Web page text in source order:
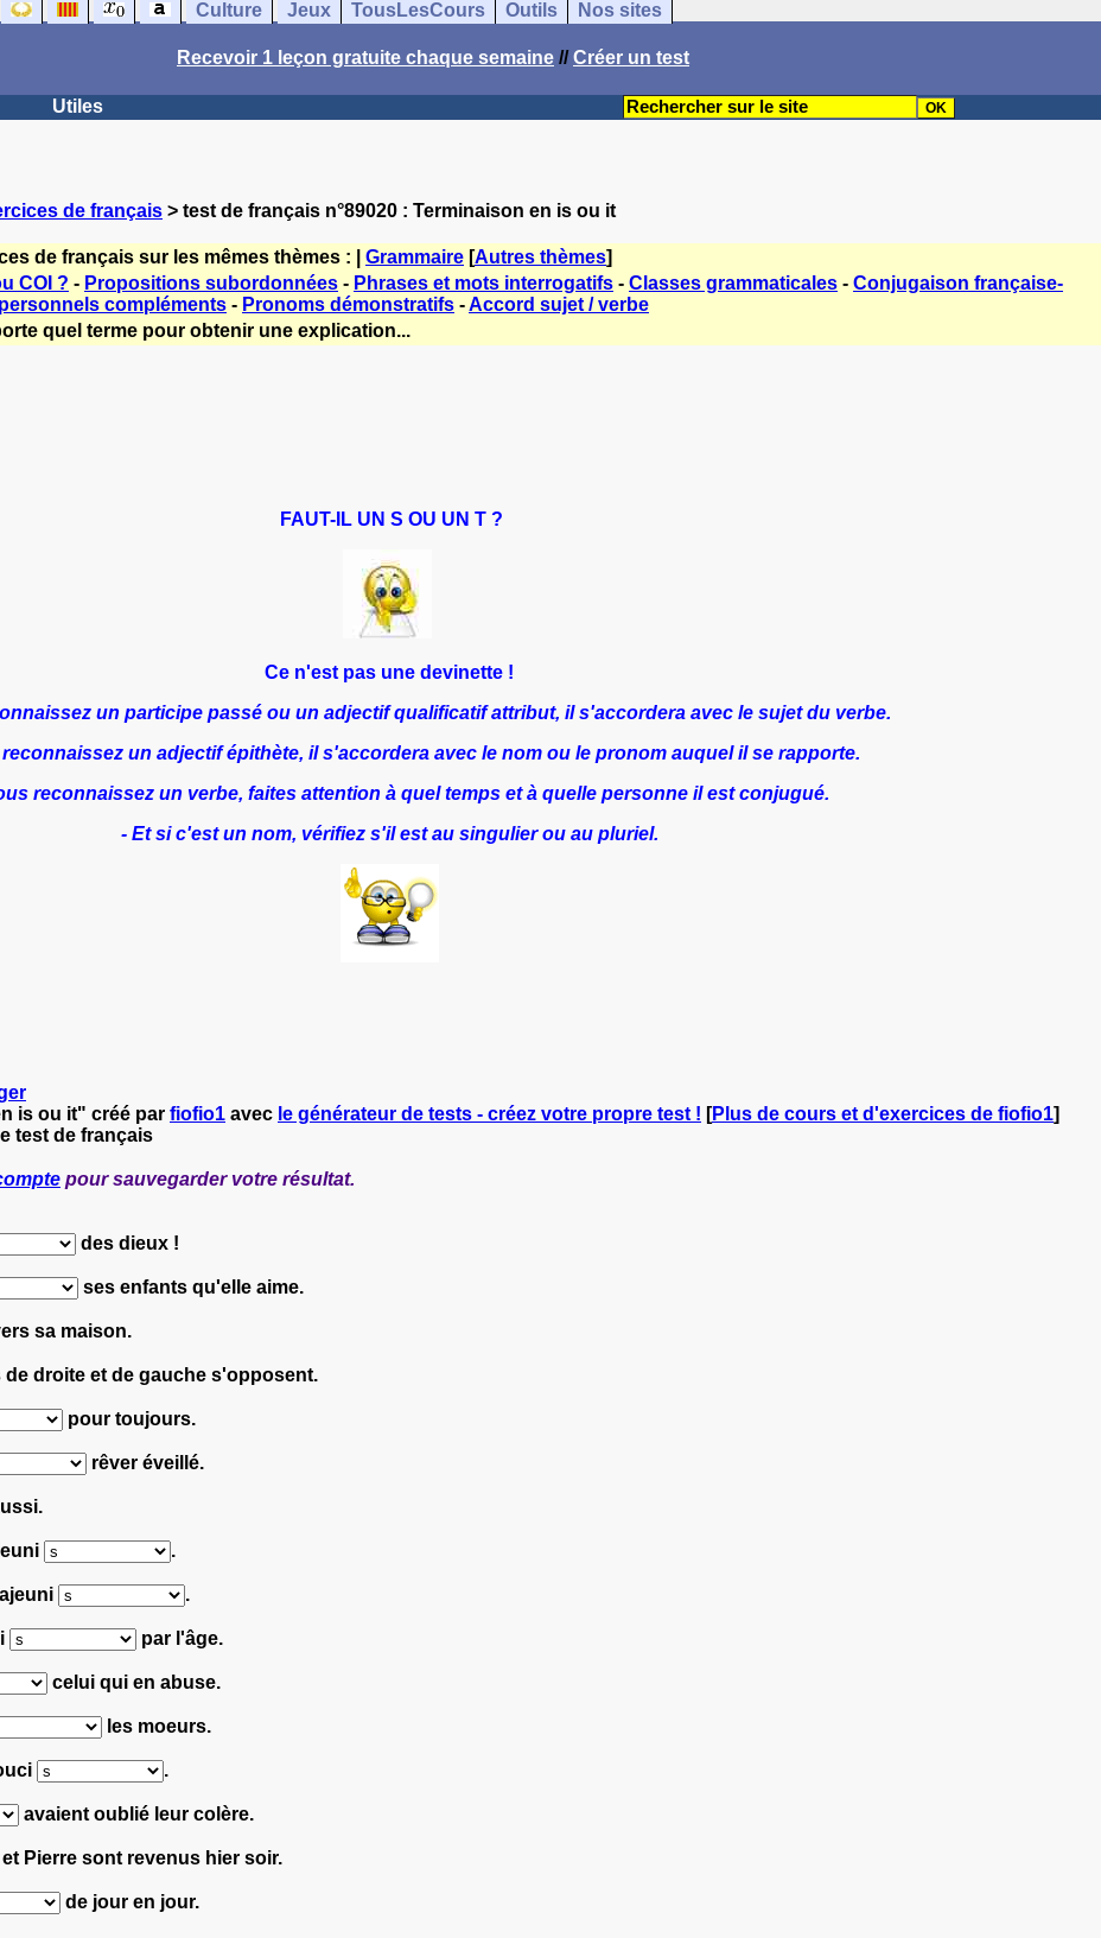
Culture Jeux TousLesCours Outils Nos sites
Recevoir 1 leçon gratuite chaque semaine //Créer un test
Utiles
de français > test de français n°89020 : Terminaison en is ou it
de français sur les mêmes thèmes : | Grammaire [Autres thèmes]
COI ? - Propositions subordonnées - Phrases et mots interrogatifs - Classes grammaticales - Conjugaison française-
compléments - Pronoms démonstratifs -Accord sujet / verbe
quel terme pour obtenir une explication...
FAUT-IL UN S OU UN T ?
Ce n'est pas une devinette !
un participe passé ou un adjectif qualificatif attribut, il s'accordera avec le sujet du verbe.
un adjectif épithète, il s'accordera avec le nom ou le pronom auquel il se rapporte.
reconnaissez un verbe, faites attention à quel temps et à quelle personne il est conjugué.
- Et si c'est un nom, vérifiez s'il est au singulier ou au pluriel.
is ou it" créé par fiofio1 avec le générateur de tests - créez votre propre test ! [Plus de cours et d'exercices de fiofio1]
test de français
pour sauvegarder votre résultat.
des dieux !
ses enfants qu'elle aime.
sa maison.
de droite et de gauche s'opposent.
pour toujours.
rêver éveillé.
.
.
par l'âge.
celui qui en abuse.
les moeurs.
.
avaient oublié leur colère.
et Pierre sont revenus hier soir.
de jour en jour.